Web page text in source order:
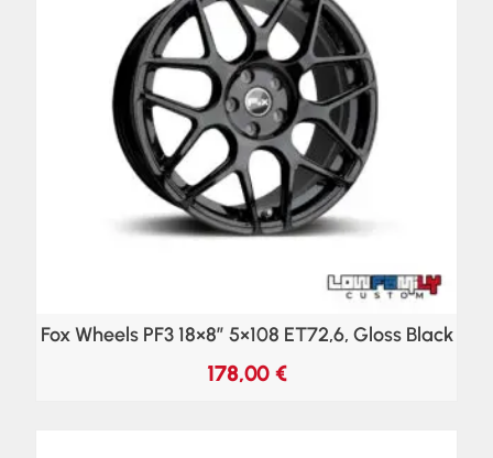
Fox Wheels PF3 18×8″ 5×108 ET72,6, Gloss Black
178,00 €